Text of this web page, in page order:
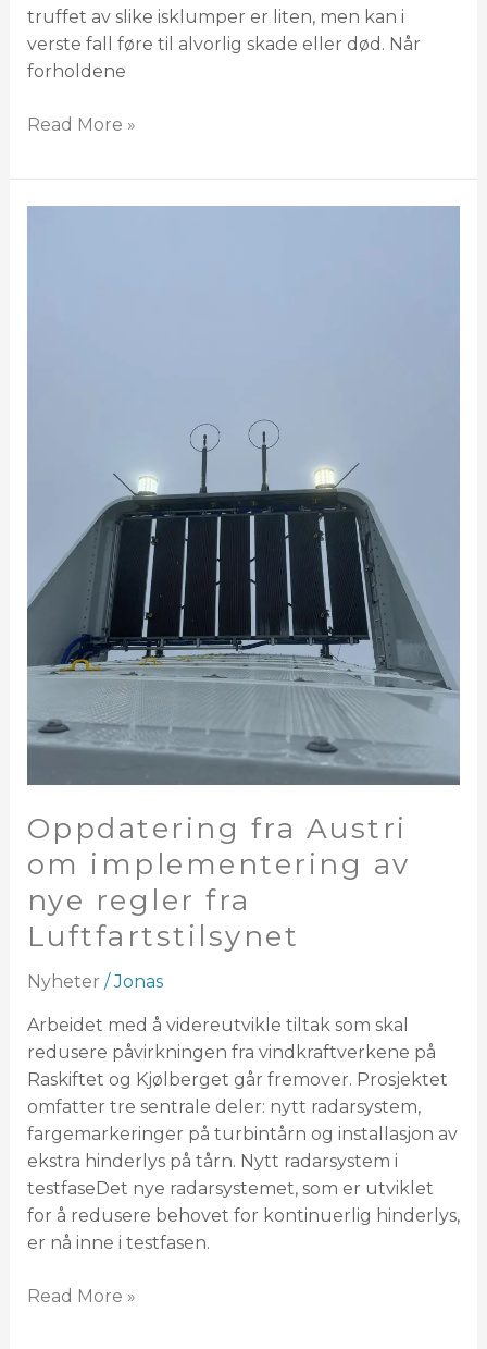
truffet av slike isklumper er liten, men kan i
verste fall føre til alvorlig skade eller død. Når
forholdene
Read More »
Oppdatering fra Austri
om implementering av
nye regler fra
Luftfartstilsynet
Nyheter /Jonas
Arbeidet med å videreutvikle tiltak som skal
redusere påvirkningen fra vindkraftverkene på
Raskiftet og Kjølberget går fremover. Prosjektet
omfatter tre sentrale deler: nytt radarsystem,
fargemarkeringer på turbintårn og installasjon av
ekstra hinderlys på tårn. Nytt radarsystem i
testfaseDet nye radarsystemet, som er utviklet
for å redusere behovet for kontinuerlig hinderlys,
er nå inne i testfasen.
Read More »